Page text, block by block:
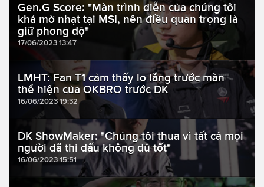
Gen.G Score: "Màn trình diễn của chúng tôi
khá mờ nhạt tại MSI, nên điều quan trọng là
giữ phong độ"
17/06/2023 13:47
LMHT: Fan T1 cảm thấy lo lắng trước màn
thể hiện của OKBRO trước DK
16/06/2023 19:32
DK ShowMaker: "Chúng tôi thua vì tất cả mọi
người đã thi đấu không đủ tốt"
16/06/2023 15:51